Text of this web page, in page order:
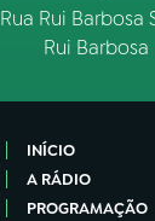
Rua Rui Barbosa
Rui Barbosa
INÍCIO
A RÁDIO
PROGRAMAÇÃO